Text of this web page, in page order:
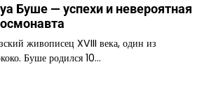
Буше — успехи и невероятная
живописец XVIII века, один из
Буше родился 10…